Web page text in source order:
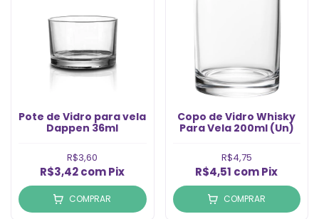
Pote de Vidro para vela
Dappen 36ml
R$3,60
R$3,42comPix
COMPRAR
Copo de Vidro Whisky
Para Vela 200ml (Un)
R$4,75
R$4,51 comPix
COMPRAR